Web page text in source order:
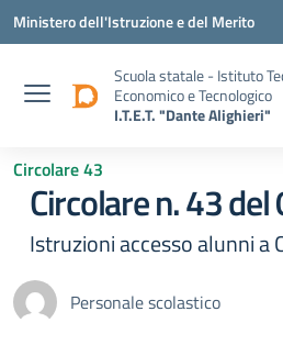
Vai ai contenuti
Vai al menu di navigazione
Vai al footer
Ministero dell'Istruzione e del Merito
Scuola statale - Istituto
Economico e Tecnologico
I.T.E.T. "Dante Alighieri"
Circolare 43
Circolare n. 43
Istruzioni accesso alunni a
Personale scolastico